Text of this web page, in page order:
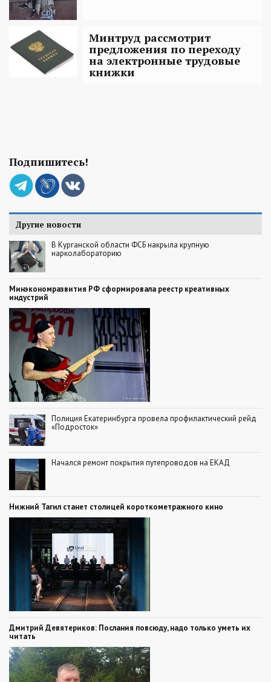
Минтруд рассмотрит
предложения по переходу
на электронные трудовые
книжки
Подпишитесь!
Другие новости
В Курганской области ФСБ накрыла крупную
нарколабораторию
Минэкономразвития РФ сформировала реестр креативных
индустрий
Полиция Екатеринбурга провела профилактический рейд
«Подросток»
Начался ремонт покрытия путепроводов на ЕКАД
Нижний Тагил станет столицей короткометражного кино
Дмитрий Девятериков: Послания повсюду, надо только уметь их
читать